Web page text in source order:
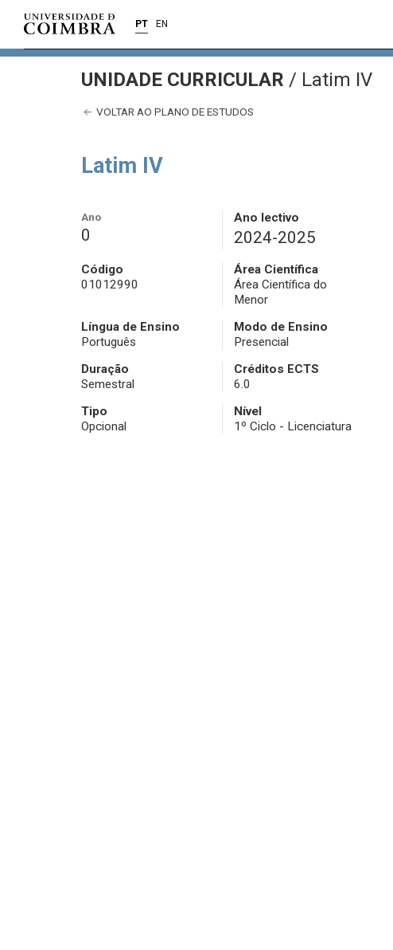
PT EN
UNIDADE CURRICULAR / Latim IV
VOLTAR AO PLANO DE ESTUDOS
Latim IV
Ano
0
Ano lectivo
2024-2025
Código
01012990
Área Científica
Área Científica do
Menor
Língua de Ensino
Português
Modo de Ensino
Presencial
Duração
Semestral
Créditos ECTS
6.0
Tipo
Opcional
Nível
1º Ciclo - Licenciatura